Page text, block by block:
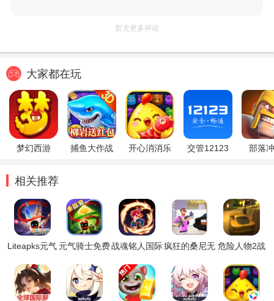
暂无更多评论
大家都在玩
梦幻西游 捕鱼大作战 开心消消乐 交管12123 部落
相关推荐
Liteapks元气
解版
元气骑士免费战魂铭人国际疯狂的桑尼无 危险人物2战